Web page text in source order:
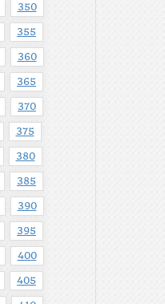
350
355
360
365
370
375
380
385
390
395
400
405